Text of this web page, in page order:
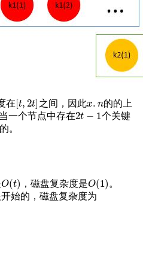
在 [t, 2t]
t,2t] 之间，因此x. n
x.n 的的上
一个节点中存在2t − 1
2t−1
个关键
。
O(t)
O(t) ，磁盘复杂度是O(1)
O(1) 。
始的，磁盘复杂度为